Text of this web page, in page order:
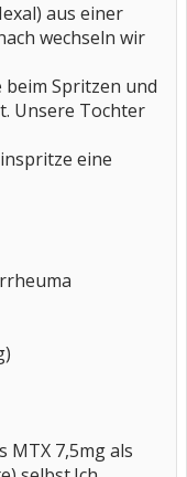
aus einer
wechseln wir
beim Spritzen und
Unsere Tochter
eine
MTX 7,5mg als